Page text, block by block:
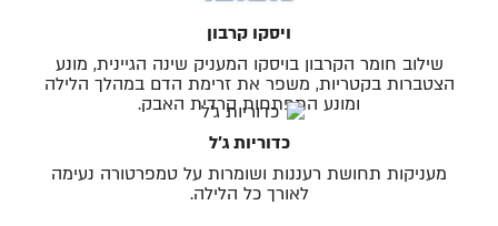
ויסקו קרבון
שילוב חומר הקרבון בויסקו המעניק שינה הגיינית, מונע
הצטברות בקטריות, משפר את זרימת הדם במהלך הלילה
ומונע התפתחות קרדית האבק.
כדוריות ג׳ל
מעניקות תחושת רעננות ושומרות על טמפרטורה נעימה
לאורך כל הלילה.